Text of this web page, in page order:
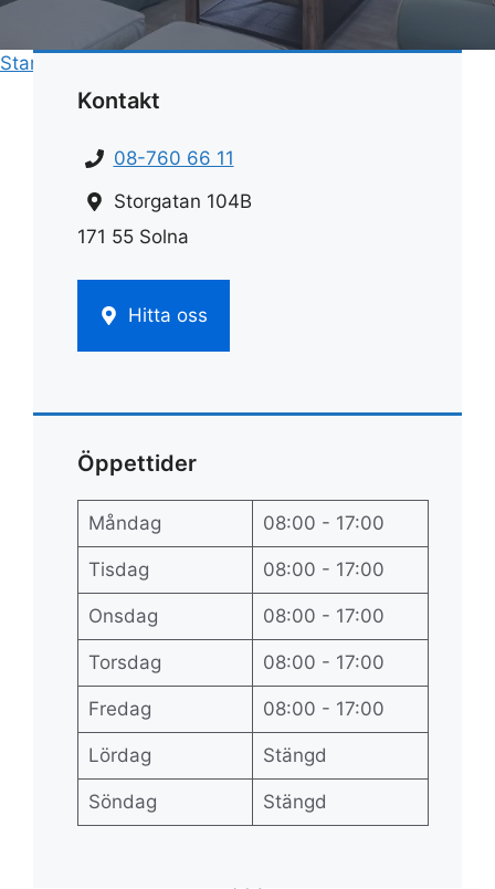
Start
Kontakt
08-760 66 11
Storgatan 104B
171 55 Solna
Hitta oss
Öppettider
Måndag 08:00 - 17:00
Tisdag 08:00 - 17:00
Onsdag 08:00 - 17:00
Torsdag 08:00 - 17:00
Fredag 08:00 - 17:00
Lördag Stängd
Söndag Stängd